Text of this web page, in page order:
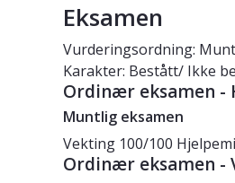
Eksamen
Vurderingsordning:
Karakter: Bestått/ Ikke
Ordinær eksamen -
Muntlig eksamen
Vekting 100/100
Ordinær eksamen -